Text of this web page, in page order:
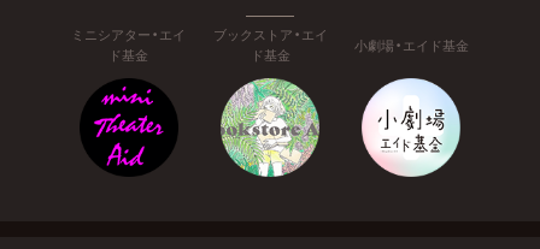
ミニシアター・エイ
ド基金
ブックストア・エイ
ド基金
小劇場・エイド基金